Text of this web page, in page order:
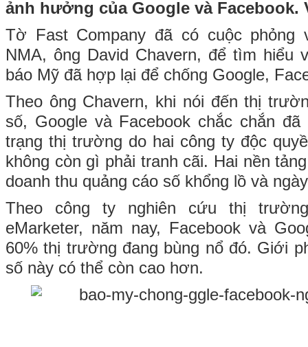
ảnh hưởng của Google và
Tờ Fast Company đã có cuộc phỏng
NMA, ông David Chavern, để tìm
báo Mỹ đã hợp lại để chống Google,
Theo ông Chavern, khi nói đến thị
số, Google và Facebook chắc chắn
trạng thị trường do hai công ty độc
không còn gì phải tranh cãi. Hai nền
doanh thu quảng cáo số khổng lồ và
Theo công ty nghiên cứu thị
eMarketer, năm nay, Facebook và
60% thị trường đang bùng nổ đó. Giới
số này có thể còn cao hơn.